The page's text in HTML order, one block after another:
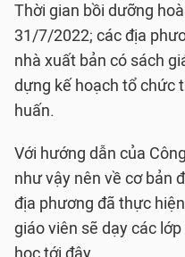
Thời gian bồi dưỡng
31/7/2022; các địa
nhà xuất bản có sách
dựng kế hoạch tổ chức
huấn.
Với hướng dẫn của
như vậy nên về cơ bản
địa phương đã thực
giáo viên sẽ dạy các